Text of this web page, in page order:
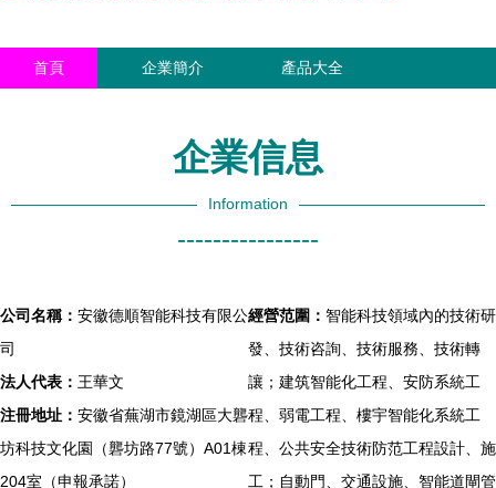
首頁 企業簡介 產品大全
企業信息
Information
----------------
公司名稱： 安徽德順智能科技有限公
司
法人代表： 王華文
注冊地址： 安徽省蕪湖市鏡湖區大礱
坊科技文化園（礱坊路77號）A01棟
204室（申報承諾）
經營范圍： 智能科技領域內的技術研
發、技術咨詢、技術服務、技術轉
讓；建筑智能化工程、安防系統工
程、弱電工程、樓宇智能化系統工
程、公共安全技術防范工程設計、施
工；自動門、交通設施、智能道閘管